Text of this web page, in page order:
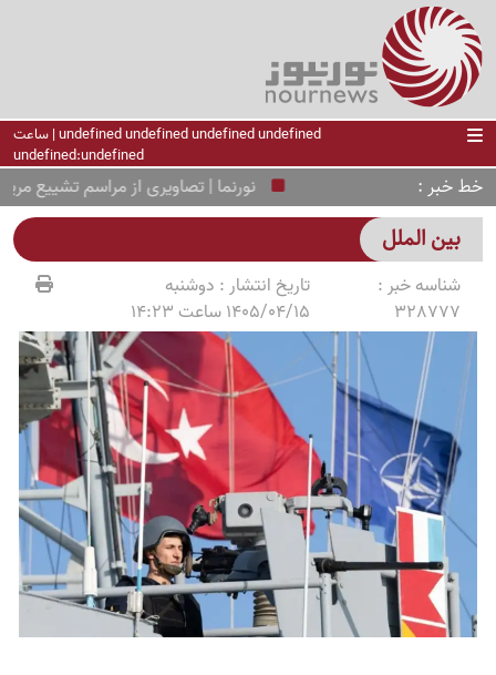
undefined undefined undefined undefined | ساعت
undefined:undefined
خط خبر نورنما | تصاویری از مراسم تشییع مریم
بین الملل
شناسه خبر :
328777
تاریخ انتشار : دوشنبه
1405/04/15 ساعت 14:23